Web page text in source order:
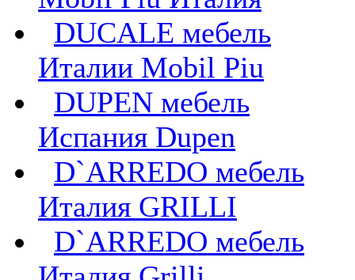
DUCALE мебель
Италии Mobil Piu
DUPEN мебель
Испания Dupen
D`ARREDO мебель
Италия GRILLI
D`ARREDO мебель